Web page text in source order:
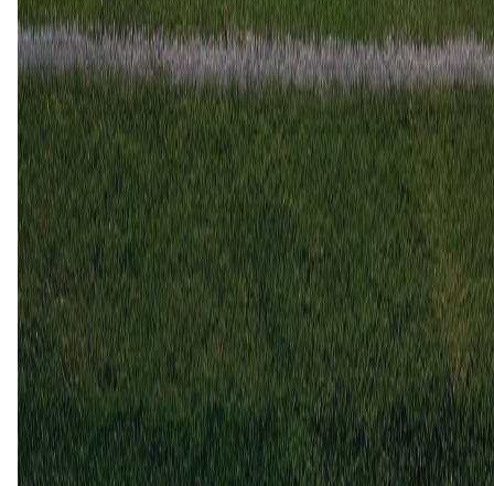
Grosseto
0 3
21 dec 2025
Grosseto
Ghivizzano Borgoamozzano
1 0
27 apr 2025
Ghivizzano Borgoamozzano
Grosseto
3
15 dec 2024
Grosseto
Ghivizzano Borgoamozzano
3 1
23 mrt 2024